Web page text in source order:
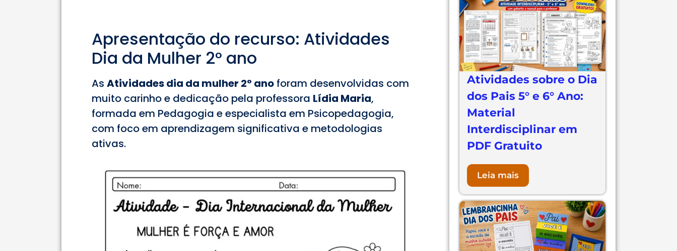
Apresentação do recurso: Atividades
Dia da Mulher 2° ano
AsAtividades dia da mulher 2° ano foram desenvolvidas com
muito carinho e dedicação pela professora Lídia Maria,
formada em Pedagogia e especialista em Psicopedagogia,
com foco em aprendizagem significativa e metodologias
ativas.
Atividades sobre o Dia
dos Pais 5° e 6° Ano:
Material
Interdisciplinar em
PDF Gratuito
Leia mais